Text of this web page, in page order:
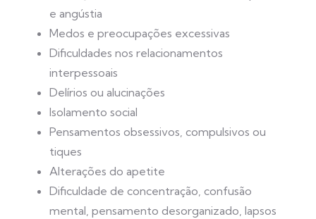
e angústia
Medos e preocupações excessivas
Dificuldades nos relacionamentos
interpessoais
Delírios ou alucinações
Isolamento social
Pensamentos obsessivos, compulsivos ou
tiques
Alterações do apetite
Dificuldade de concentração, confusão
mental, pensamento desorganizado, lapsos